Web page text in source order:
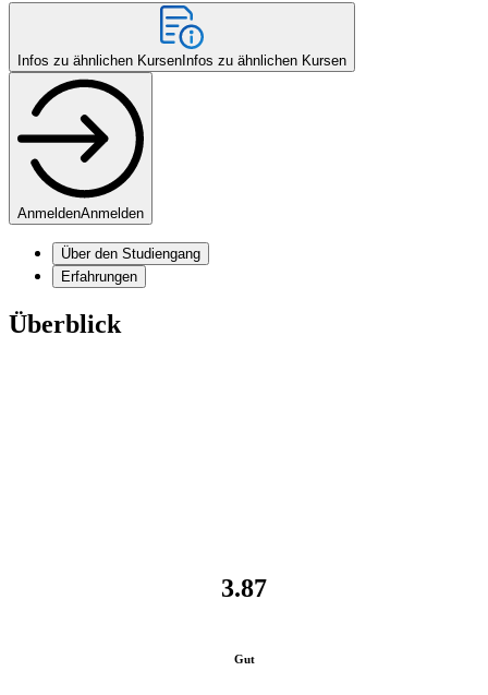
Infos zu ähnlichen Kursen Infos zu ähnlichen Kursen
AnmeldenAnmelden
Über den Studiengang
Erfahrungen
Überblick
3.87
Gut